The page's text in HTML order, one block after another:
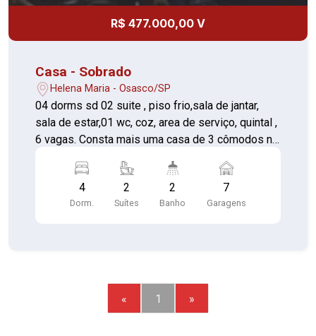
R$ 477.000,00 V
Casa - Sobrado
Helena Maria - Osasco/SP
04 dorms sd 02 suite , piso frio,sala de jantar,
sala de estar,01 wc, coz, area de serviço, quintal ,
6 vagas. Consta mais uma casa de 3 cômodos no
4
Dorm.
2
Suítes
2
Banho
7
Garagens
« 1 »